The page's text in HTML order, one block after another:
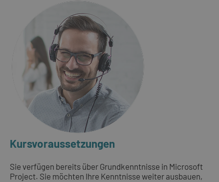
Kursvoraussetzungen
Sie verfügen bereits über Grundkenntnisse in Microsoft
Project. Sie möchten Ihre Kenntnisse weiter ausbauen,